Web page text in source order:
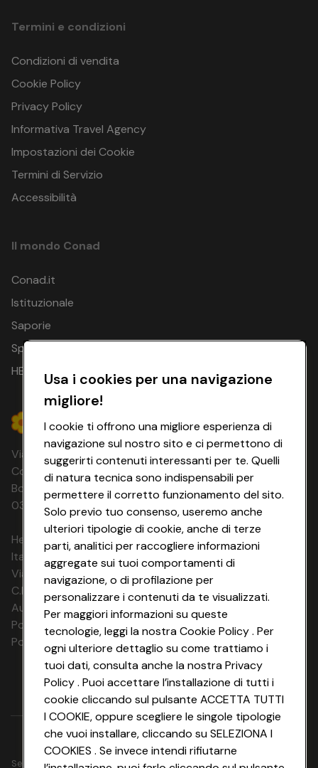
Termini e condizioni
Condizioni di vendita
Cookie Policy
Privacy Policy
Informativa Travel Agency
Impostazioni dei Cookie
Termini di Servizio
Accessibilità
Il mondo Conad
Conad.it
Istituzionale
Saporie
Spesa Online
HEYCONAD
Via Michelino, 59 | 40127 BOLOGNA
Codice Fiscale e Registro Imprese di
Bologna 00865960157 PARTITA IVA
03320960374 CONAD SOC. COOP.
HeyConad Viaggi è un servizio gestito da
Italia Travel Marketing S.r.l.
Via Chiesolina 8 | 37066 Sommacampagna (VR)
C.F. e P.IVA: 03816060234
Aut. Prov Verona n. 4737/10
Polizza Ass. RC n. 177765037
Polizza Ass. Protection n. 6006000083/F
Seguici su
Usa i cookies per una navigazione
migliore!
I cookie ti offrono una migliore esperienza di
navigazione sul nostro sito e ci permettono di
suggerirti contenuti interessanti per te. Quelli
di natura tecnica sono indispensabili per
permettere il corretto funzionamento del sito.
Solo previo tuo consenso, useremo anche
ulteriori tipologie di cookie, anche di terze
parti, analitici per raccogliere informazioni
aggregate sui tuoi comportamenti di
navigazione, o di profilazione per
personalizzare i contenuti da te visualizzati.
Per maggiori informazioni su queste
tecnologie, leggi la nostra Cookie Policy . Per
ogni ulteriore dettaglio su come trattiamo i
tuoi dati, consulta anche la nostra Privacy
Policy . Puoi accettare l’installazione di tutti i
cookie cliccando sul pulsante ACCETTA TUTTI
I COOKIE, oppure scegliere le singole tipologie
che vuoi installare, cliccando su SELEZIONA I
COOKIES . Se invece intendi rifiutarne